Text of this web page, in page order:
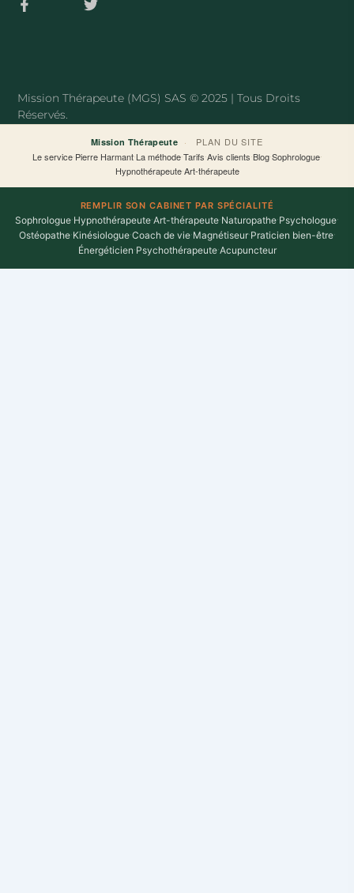
F
k
-
T
Mission Thérapeute (MGS) SAS © 2025 | Tous Droits
Réservés.
Mission Thérapeute ·
PLAN DU SITE
Le service·Pierre Harmant·La méthode·Tarifs·Avis clients·Blog·Sophrologue·
Hypnothérapeute·Art-thérapeute
REMPLIR SON CABINET PAR SPÉCIALITÉ
Sophrologue·Hypnothérapeute·Art-thérapeute·Naturopathe·Psychologue·
Ostéopathe·Kinésiologue·Coach de vie·Magnétiseur·Praticien bien-être·
Énergéticien·Psychothérapeute·Acupuncteur